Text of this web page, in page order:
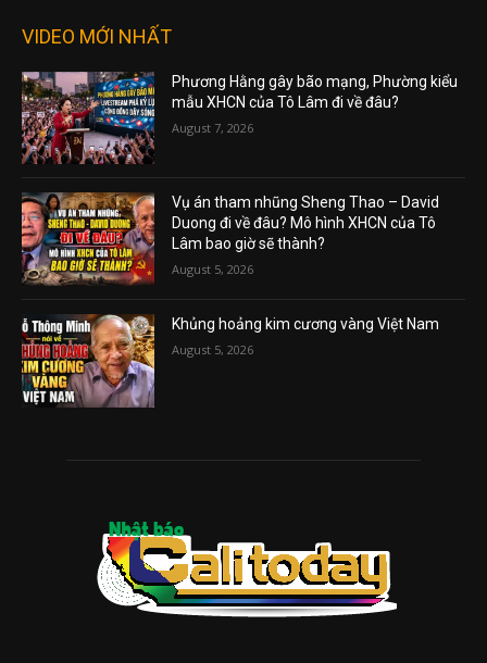
VIDEO MỚI NHẤT
Phương Hằng gây bão mạng, Phường kiểu
mẫu XHCN của Tô Lâm đi về đâu?
August 7, 2026
Vụ án tham nhũng Sheng Thao – David
Duong đi về đâu? Mô hình XHCN của Tô
Lâm bao giờ sẽ thành?
August 5, 2026
Khủng hoảng kim cương vàng Việt Nam
August 5, 2026